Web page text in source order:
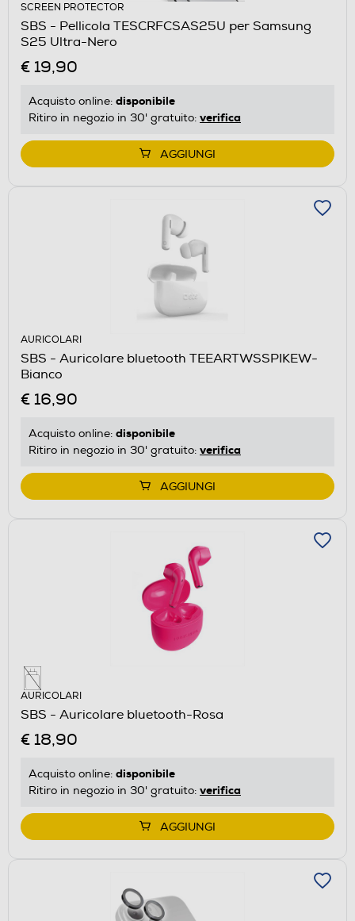
SCREEN PROTECTOR
SBS - Pellicola TESCRFCSAS25U per Samsung
S25 Ultra-Nero
€ 19,90
Acquisto online: disponibile
Ritiro in negozio in 30' gratuito: verifica
AGGIUNGI
AURICOLARI
SBS - Auricolare bluetooth TEEARTWSSPIKEW-
Bianco
€ 16,90
Acquisto online: disponibile
Ritiro in negozio in 30' gratuito: verifica
AGGIUNGI
AURICOLARI
SBS - Auricolare bluetooth-Rosa
€ 18,90
Acquisto online: disponibile
Ritiro in negozio in 30' gratuito: verifica
AGGIUNGI